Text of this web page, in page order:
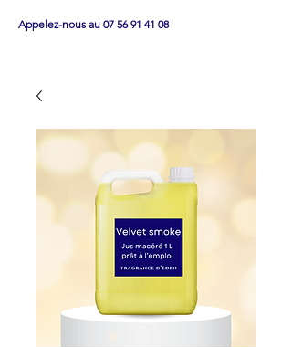
Appelez-nous au 07 56 91 41 08